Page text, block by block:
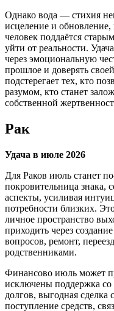
Однако вода — стихия
исцеление и обновление,
человек поддаётся
уйти от реальности.
через эмоциональную
прошлое и доверять
подстерегает тех, кто
разумом, кто станет
собственной
Рак
Удача в июле 2026
Для Раков июль станет
покровительница знака,
аспекты, усиливая
потребности близких.
личное пространство
приходить через
вопросов, ремонт,
родственниками.
Финансово июль может
исключены поддержка со
долгов, выгодная
поступление средств,